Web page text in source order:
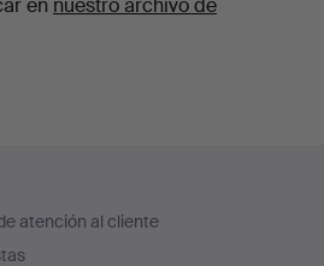
en nuestro archivo de
atención al cliente